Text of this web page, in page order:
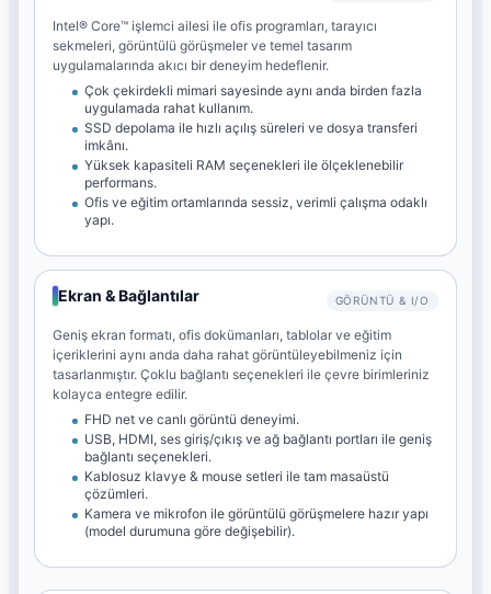
Intel® Core™ işlemci ailesi ile ofis programları, tarayıcı
sekmeleri, görüntülü görüşmeler ve temel tasarım
uygulamalarında akıcı bir deneyim hedeflenir.
Çok çekirdekli mimari sayesinde aynı anda birden fazla
uygulamada rahat kullanım.
SSD depolama ile hızlı açılış süreleri ve dosya transferi
imkânı.
Yüksek kapasiteli RAM seçenekleri ile ölçeklenebilir
performans.
Ofis ve eğitim ortamlarında sessiz, verimli çalışma odaklı
yapı.
Ekran & Bağlantılar GÖRÜNTÜ & I/O
Geniş ekran formatı, ofis dokümanları, tablolar ve eğitim
içeriklerini aynı anda daha rahat görüntüleyebilmeniz için
tasarlanmıştır. Çoklu bağlantı seçenekleri ile çevre birimleriniz
kolayca entegre edilir.
FHD net ve canlı görüntü deneyimi.
USB, HDMI, ses giriş/çıkış ve ağ bağlantı portları ile geniş
bağlantı seçenekleri.
Kablosuz klavye & mouse setleri ile tam masaüstü
çözümleri.
Kamera ve mikrofon ile görüntülü görüşmelere hazır yapı
(model durumuna göre değişebilir).